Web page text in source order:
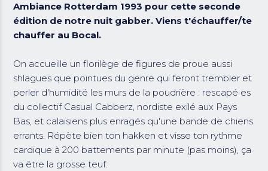
Ambiance Rotterdam 1993 pour cette seconde
édition de notre nuit gabber. Viens t'échauffer/te
chauffer au Bocal.
On accueille un florilège de figures de proue aussi
shlagues que pointues du genre qui feront trembler et
perler d'humidité les murs de la poudrière : rescapé·es
du collectif Casual Cabberz, nordiste exilé aux Pays
Bas, et calaisiens plus enragés qu'une bande de chiens
errants. Répète bien ton hakken et visse ton rythme
cardique à 200 battements par minute (pas moins), ça
va être la grosse teuf.